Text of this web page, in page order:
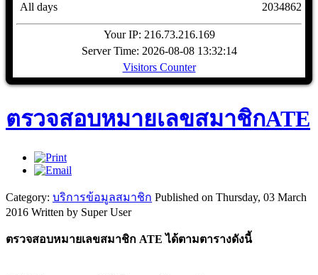
All days
2034862
Your IP: 216.73.216.169
Server Time: 2026-08-08 13:32:14
Visitors Counter
ตรวจสอบหมายเลขสมาชิกATE
Category: บริการข้อมูลสมาชิก Published on Thursday, 03 March
2016 Written by Super User
ตรวจสอบหมายเลขสมาชิก ATE ได้ตามตารางดังนี้